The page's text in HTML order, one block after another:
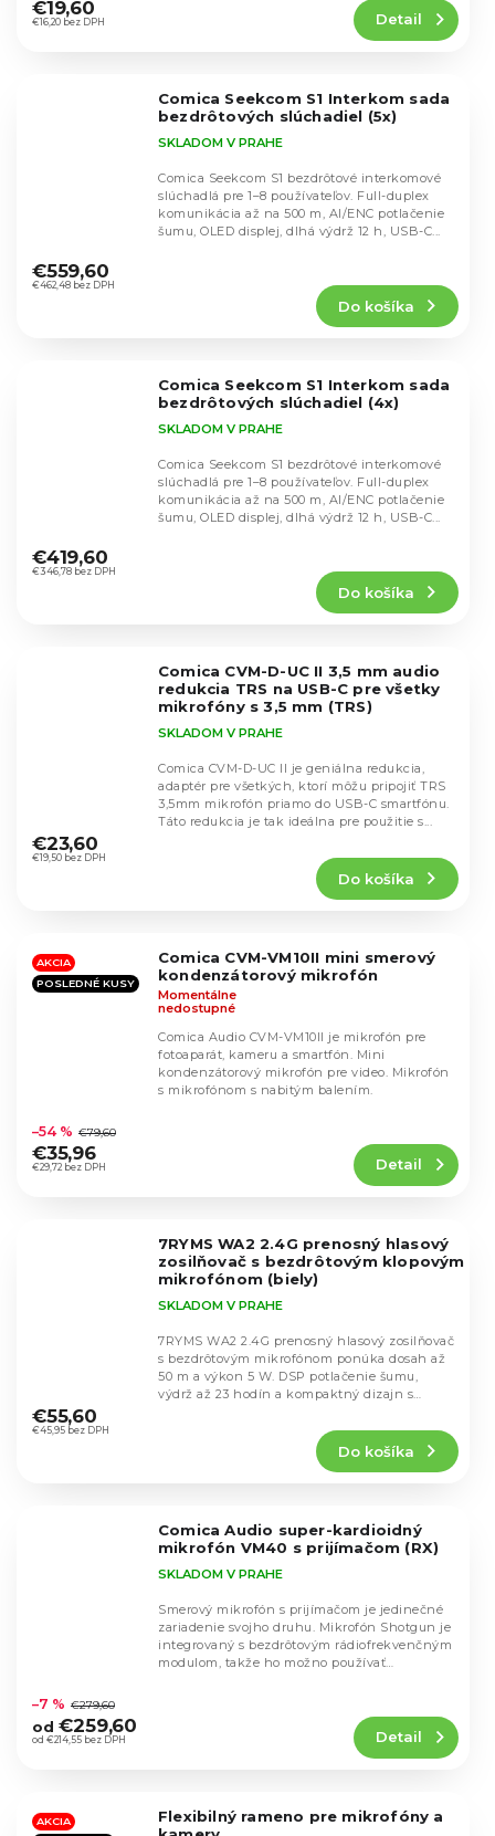
je
€16,20 bez DPH
€19,60 Detail
Comica Seekcom S1 Interkom sada
bezdrôtových slúchadiel (5x)
hodnotenie
produktu
SKLADOM V PRAHE
€462,48 bez DPH
€559,60
Do košíka
Comica Seekcom S1 bezdrôtové interkomové
slúchadlá pre 1–8 používateľov. Full-duplex
komunikácia až na 500 m, AI/ENC potlačenie
šumu, OLED displej, dlhá výdrž 12 h, USB-C...
Comica Seekcom S1 Interkom sada
bezdrôtových slúchadiel (4x)
hodnotenie
produktu
SKLADOM V PRAHE
€346,78 bez DPH
€419,60
Do košíka
Comica Seekcom S1 bezdrôtové interkomové
slúchadlá pre 1–8 používateľov. Full-duplex
komunikácia až na 500 m, AI/ENC potlačenie
šumu, OLED displej, dlhá výdrž 12 h, USB-C...
Comica CVM-D-UC II 3,5 mm audio
redukcia TRS na USB-C pre všetky
mikrofóny s 3,5 mm (TRS)
hodnotenie
produktu
hviezdičiek.
SKLADOM V PRAHE
€19,50 bez DPH
€23,60
Do košíka
Comica CVM-D-UC II je geniálna redukcia,
adaptér pre všetkých, ktorí môžu pripojiť TRS
3,5mm mikrofón priamo do USB-C smartfónu.
Táto redukcia je tak ideálna pre použitie s...
AKCIA
POSLEDNÉ KUSY
Comica CVM-VM10II mini smerový
kondenzátorový mikrofón
hodnotenie
produktu
je
Momentálne
nedostupné
€29,72 bez DPH
–54 % €79,60
€35,96 Detail
Comica Audio CVM-VM10II je mikrofón pre
fotoaparát, kameru a smartfón. Mini
kondenzátorový mikrofón pre video. Mikrofón
s mikrofónom s nabitým balením.
7RYMS WA2 2.4G prenosný hlasový
zosilňovač s bezdrôtovým klopovým
mikrofónom (biely)
hodnotenie
produktu
SKLADOM V PRAHE
€45,95 bez DPH
€55,60
Do košíka
7RYMS WA2 2.4G prenosný hlasový zosilňovač
s bezdrôtovým mikrofónom ponúka dosah až
50 m a výkon 5 W. DSP potlačenie šumu,
výdrž až 23 hodín a kompaktný dizajn s
Comica Audio super-kardioidný
mikrofón VM40 s prijímačom (RX)
hodnotenie
produktu
je
hviezdičiek.
SKLADOM V PRAHE
od €214,55 bez DPH
–7 % €279,60
od €259,60 Detail
Smerový mikrofón s prijímačom je jedinečné
zariadenie svojho druhu. Mikrofón Shotgun je
integrovaný s bezdrôtovým rádiofrekvenčným
modulom, takže ho možno používať
AKCIA
Flexibilný rameno pre mikrofóny a